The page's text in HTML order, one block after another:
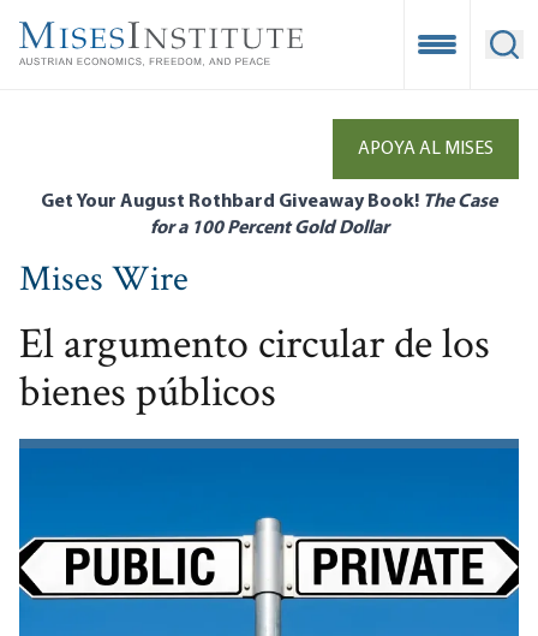
main
Open
APOYA AL MISES
Get Your August Rothbard Giveaway Book! The Case
for a 100 Percent Gold Dollar
Mises Wire
El argumento circular de los
bienes públicos